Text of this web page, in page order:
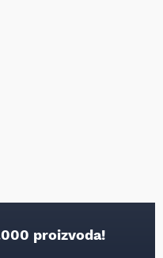
proizvoda!